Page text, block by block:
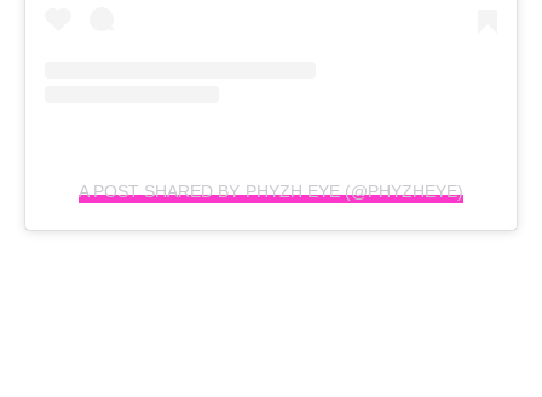
A POST SHARED BY PHYZH EYE (@PHYZHEYE)